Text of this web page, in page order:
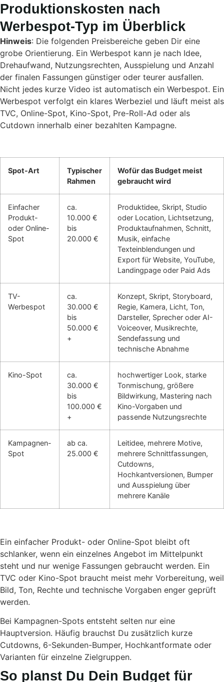
Produktionskosten nach
Werbespot-Typ im Überblick
Hinweis: Die folgenden Preisbereiche geben Dir eine
grobe Orientierung. Ein Werbespot kann je nach Idee,
Drehaufwand, Nutzungsrechten, Ausspielung und Anzahl
der finalen Fassungen günstiger oder teurer ausfallen.
Nicht jedes kurze Video ist automatisch ein Werbespot. Ein
Werbespot verfolgt ein klares Werbeziel und läuft meist als
TVC, Online-Spot, Kino-Spot, Pre-Roll-Ad oder als
Cutdown innerhalb einer bezahlten Kampagne.
Spot-Art
Typischer
Rahmen
Wofür das Budget meist
gebraucht wird
Einfacher
Produkt-
oder Online-
Spot
ca.
10.000 €
bis
20.000 €
Produktidee, Skript, Studio
oder Location, Lichtsetzung,
Produktaufnahmen, Schnitt,
Musik, einfache
Texteinblendungen und
Export für Website, YouTube,
Landingpage oder Paid Ads
TV-
Werbespot
ca.
30.000 €
bis
50.000 €
+
Konzept, Skript, Storyboard,
Regie, Kamera, Licht, Ton,
Darsteller, Sprecher oder AI-
Voiceover, Musikrechte,
Sendefassung und
technische Abnahme
Kino-Spot
ca.
30.000 €
bis
100.000 €
+
hochwertiger Look, starke
Tonmischung, größere
Bildwirkung, Mastering nach
Kino-Vorgaben und
passende Nutzungsrechte
Kampagnen-
Spot
ab ca.
25.000 €
Leitidee, mehrere Motive,
mehrere Schnittfassungen,
Cutdowns,
Hochkantversionen, Bumper
und Ausspielung über
mehrere Kanäle
Ein einfacher Produkt- oder Online-Spot bleibt oft
schlanker, wenn ein einzelnes Angebot im Mittelpunkt
steht und nur wenige Fassungen gebraucht werden. Ein
TVC oder Kino-Spot braucht meist mehr Vorbereitung, weil
Bild, Ton, Rechte und technische Vorgaben enger geprüft
werden.
Bei Kampagnen-Spots entsteht selten nur eine
Hauptversion. Häufig brauchst Du zusätzlich kurze
Cutdowns, 6-Sekunden-Bumper, Hochkantformate oder
Varianten für einzelne Zielgruppen.
So planst Du Dein Budget für